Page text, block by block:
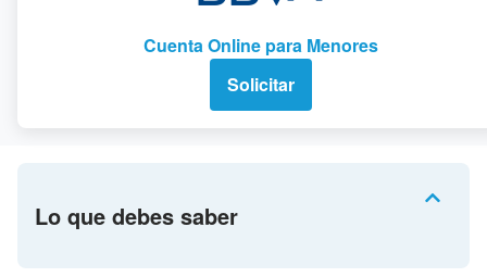
Cuenta Online para Menores
Solicitar
Lo que debes saber